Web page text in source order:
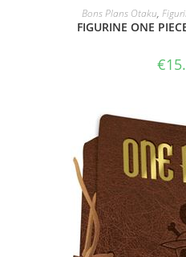
ACHAT
Bons Plans Otaku,
FIGURINE ONE
€